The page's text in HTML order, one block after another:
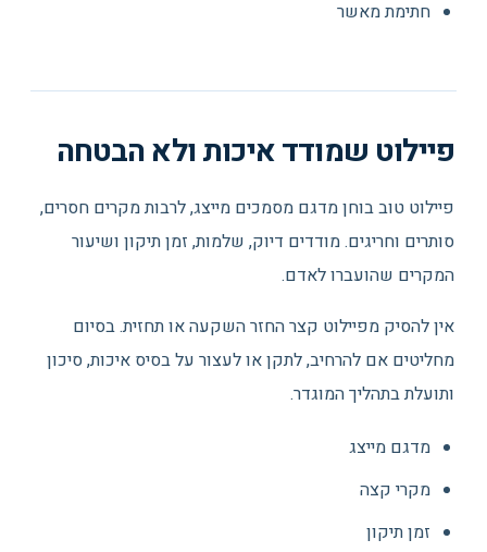
חתימת מאשר
פיילוט שמודד איכות ולא הבטחה
פיילוט טוב בוחן מדגם מסמכים מייצג, לרבות מקרים חסרים,
סותרים וחריגים. מודדים דיוק, שלמות, זמן תיקון ושיעור
המקרים שהועברו לאדם.
אין להסיק מפיילוט קצר החזר השקעה או תחזית. בסיום
מחליטים אם להרחיב, לתקן או לעצור על בסיס איכות, סיכון
ותועלת בתהליך המוגדר.
מדגם מייצג
מקרי קצה
זמן תיקון